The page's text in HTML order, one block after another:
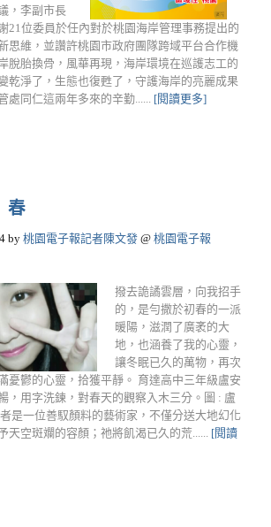
，李副市長
21位委員於任內對於桃園海岸管理事務提出的
思維，並讚許桃園市政府團隊跨域平台合作機
脫胎換骨，風華再現，海岸環境在巡護志工的
乾淨了，生態也復甦了，守護海岸的亮麗成果
處同仁這兩年多來的辛勤...... [閱讀更多]
春
by 桃園電子報記者陳文發 @ 桃園電子報
撥去詭譎雲層，向我招手
的，是勻撒於初春的一派
暖陽，滋潤了廣袤的大
地，也涵養了我的心靈，
讓冬眠已久的萬物，再次
憂鬱的心靈，拾獲平靜。 育達高中三年級盧安
，用字洗鍊，對春天的觀察入木三分。圖 : 盧
是一位善馭顏料的藝術家，不僅分送大地幻化
天空斑斕的容顏；祂將飢渴已久的荒...... [閱讀